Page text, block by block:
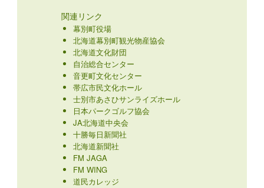
関連リンク
幕別町役場
北海道幕別町観光物産協会
北海道文化財団
自治総合センター
音更町文化センター
帯広市民文化ホール
士別市あさひサンライズホール
日本パークゴルフ協会
JA北海道中央会
十勝毎日新聞社
北海道新聞社
FM JAGA
FM WING
道民カレッジ